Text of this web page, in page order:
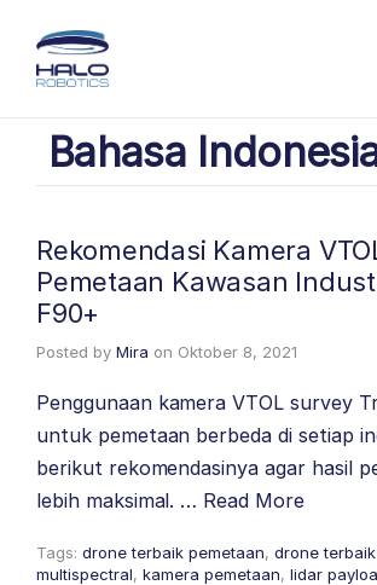
Bahasa
Rekomendasi Kamera
Pemetaan Kawasan
F90+
Posted by Mira on Oktober 8, 2021
Penggunaan kamera VTOL survey
untuk pemetaan berbeda di setiap
berikut rekomendasinya agar hasil
lebih maksimal. … Read More
Tags: drone terbaik pemetaan, drone
multispectral, kamera pemetaan, lidar